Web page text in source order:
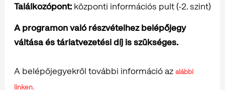
Találkozópont: központi információs pult (-2. szint)
A programon való részvételhez belépőjegy
váltása és tárlatvezetési díj is szükséges.
A belépőjegyekről további információ az alábbi
linken.